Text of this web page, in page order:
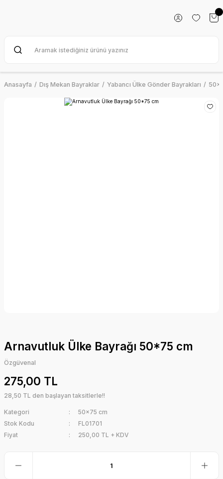
Anasayfa Dış Mekan Bayraklar Yabancı Ülke Gönder Bayrakları
Arnavutluk Ülke Bayrağı 50*75 cm
Özgüvenal
275,00 TL
28,50 TL den başlayan taksitlerle!!
Kategori
50x75 cm
Stok Kodu
FL01701
Fiyat
250,00 TL + KDV